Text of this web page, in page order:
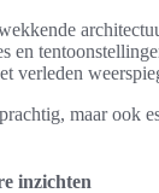
en
verleden
maar ook
inzichten